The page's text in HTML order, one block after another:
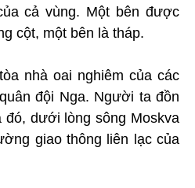
cả vùng. Một bên được
cột, một bên là tháp.
nhà oai nghiêm của các
đội Nga. Người ta đồn
dưới lòng sông Moskva
giao thông liên lạc của